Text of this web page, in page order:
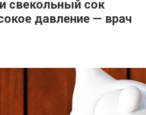
свекольный сок
давление — врач